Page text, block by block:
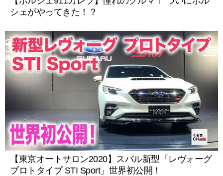
シェがやってきた！？
【東京オートサロン2020】スバル新型「レヴォーグ
プロトタイプ STI Sport」世界初公開！